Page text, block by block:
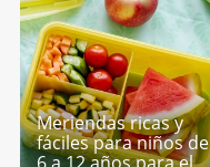
Meriendas ricas y
fáciles para niños de